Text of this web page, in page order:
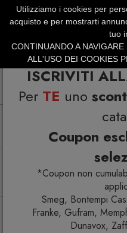
ISCRIVITI
Per TE uno
Coupon
*Coupon non
Smeg, Bontempi
Franke, Gufram,
Dunavox,
SERVIZIO
SUMMER
Arredo interno
Knoll Breuer Wassily
Utilizziamo i cookies per
acquisto e per mostrarti
tuo
CONTINUANDO A
ALL'USO DEI COOKIES